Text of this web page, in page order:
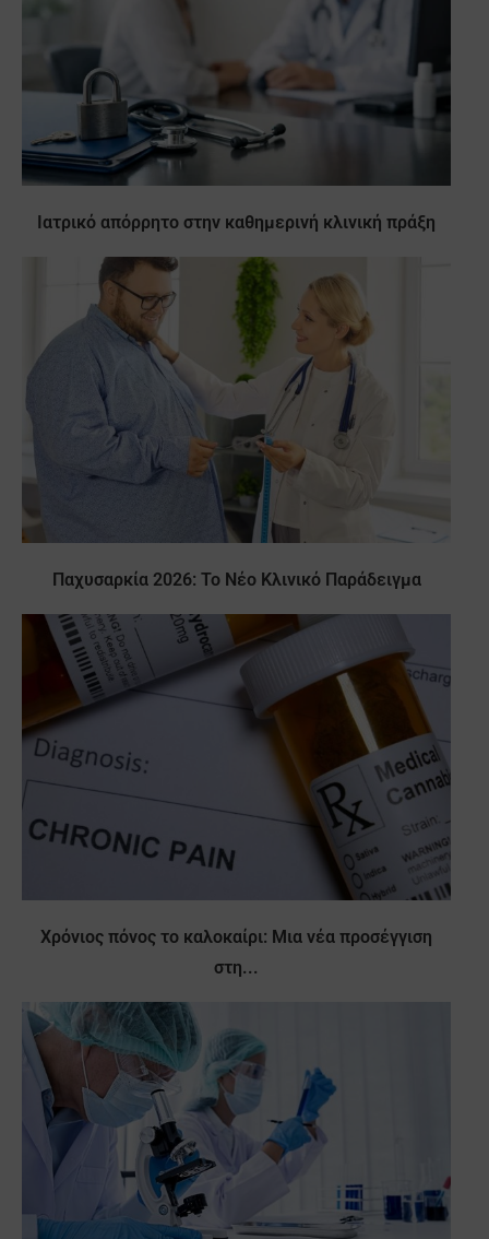
Ιατρικό απόρρητο στην καθημερινή κλινική πράξη
Παχυσαρκία 2026: Το Νέο Κλινικό Παράδειγμα
Χρόνιος πόνος το καλοκαίρι: Μια νέα προσέγγιση
στη...